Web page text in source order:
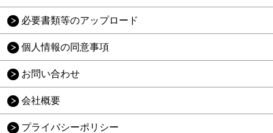
必要書類等のアップロード
個人情報の同意事項
お問い合わせ
会社概要
プライバシーポリシー